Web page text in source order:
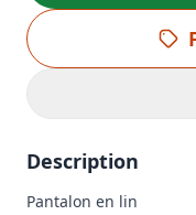
Description
Pantalon en lin